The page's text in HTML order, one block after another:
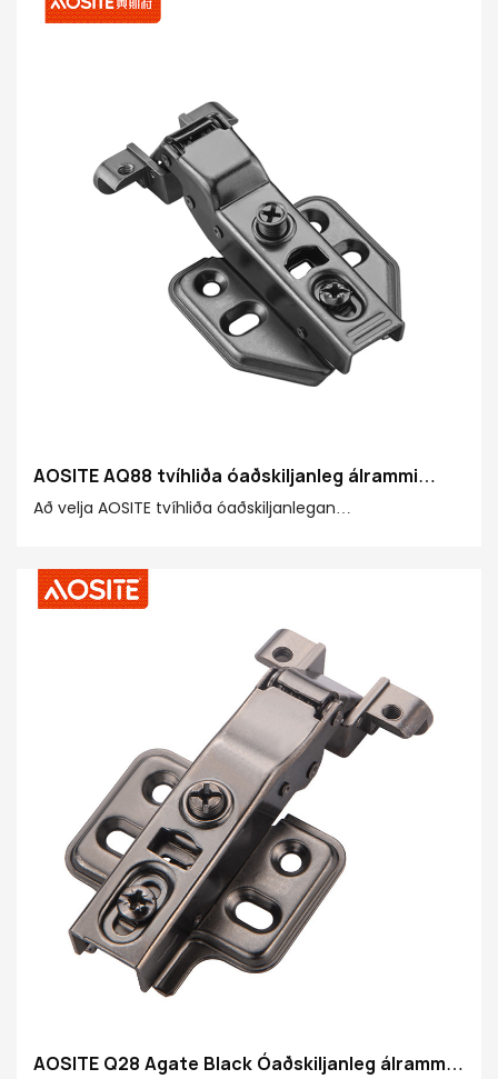
AOSITE AQ88 tvíhliða óaðskiljanleg álrammi
vökvadempandi löm
Að velja AOSITE tvíhliða óaðskiljanlegan
af stórkostlegu handverki, framúrskarandi frammistöðu
og náinni hönnun
AOSITE Q28 Agate Black Óaðskiljanleg álrammi